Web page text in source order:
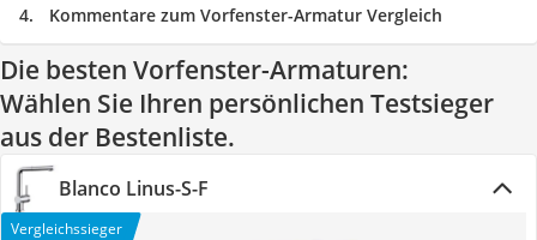
Kommentare zum Vorfenster-Armatur Vergleich
Die besten Vorfenster-Armaturen:
Wählen Sie Ihren persönlichen Testsieger
aus der Bestenliste.
Blanco Linus-S-F
Vergleichssieger